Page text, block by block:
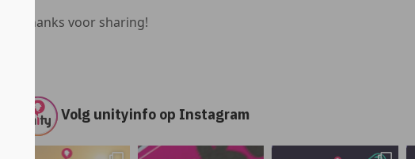
Thanks voor sharing!
Volg unityinfo op Instagram